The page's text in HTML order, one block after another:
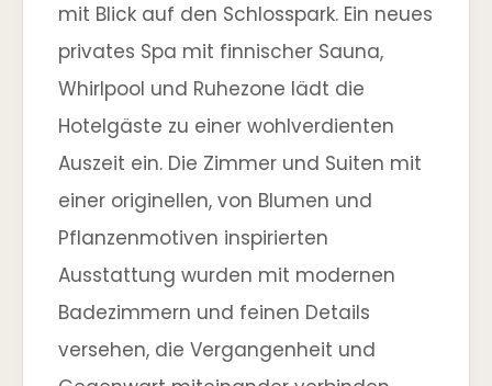
mit Blick auf den Schlosspark. Ein neues
privates Spa mit finnischer Sauna,
Whirlpool und Ruhezone lädt die
Hotelgäste zu einer wohlverdienten
Auszeit ein. Die Zimmer und Suiten mit
einer originellen, von Blumen und
Pflanzenmotiven inspirierten
Ausstattung wurden mit modernen
Badezimmern und feinen Details
versehen, die Vergangenheit und